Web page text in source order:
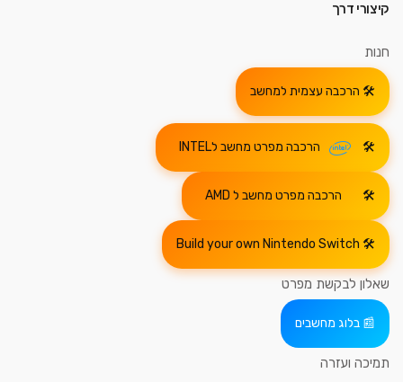
קיצורי דרך
חנות
הרכבה עצמית למחשב
הרכבה מפרט מחשב לINTEL
הרכבה מפרט מחשב ל AMD
Build your own Nintendo Switch
שאלון לבקשת מפרט
בלוג מחשבים
תמיכה ועזרה